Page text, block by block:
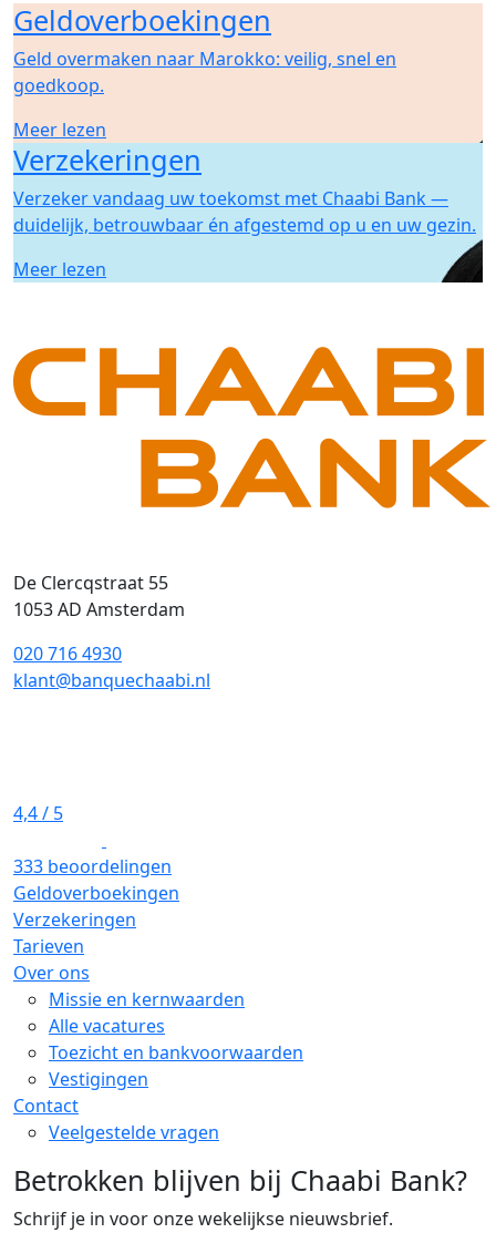
Geldoverboekingen
Geld overmaken naar Marokko: veilig, snel en
goedkoop.
Meer lezen
Verzekeringen
Verzeker vandaag uw toekomst met Chaabi Bank —
duidelijk, betrouwbaar én afgestemd op u en uw gezin.
Meer lezen
De Clercqstraat 55
1053 AD Amsterdam
020 716 4930
klant@banquechaabi.nl
4,4/ 5
333 beoordelingen
Geldoverboekingen
Verzekeringen
Tarieven
Over ons
Missie en kernwaarden
Alle vacatures
Toezicht en bankvoorwaarden
Vestigingen
Contact
Veelgestelde vragen
Betrokken blijven bij Chaabi Bank?
Schrijf je in voor onze wekelijkse nieuwsbrief.